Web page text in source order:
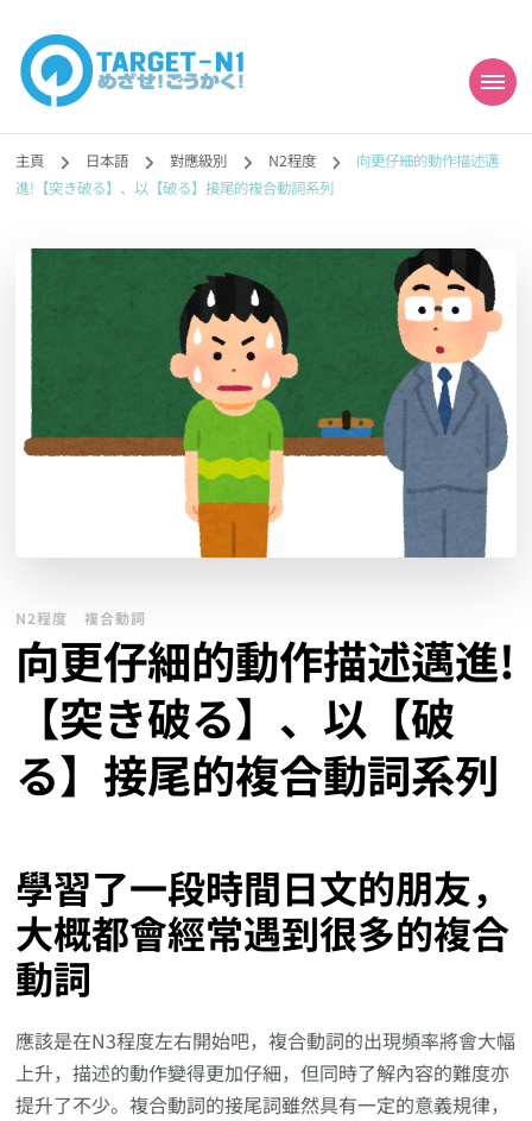
目標!!日本語能力試
N1合格
勉強コンテンツも追加予定!!】
主頁 日本語 對應級別 N2程度
向更仔細的動作描述邁
進!【突き破る】、以【破る】接尾的複合動詞系列
N2程度 複合動詞
向更仔細的動作描述邁進!
【突き破る】、以【破
る】接尾的複合動詞系列
學習了一段時間日文的朋友，
大概都會經常遇到很多的複合
動詞
應該是在N3程度左右開始吧，複合動詞的出現頻率將會大幅
上升，描述的動作變得更加仔細，但同時了解內容的難度亦
提升了不少。複合動詞的接尾詞雖然具有一定的意義規律，